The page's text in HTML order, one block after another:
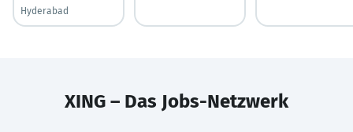
Hyderabad
XING – Das Jobs-Netzwerk